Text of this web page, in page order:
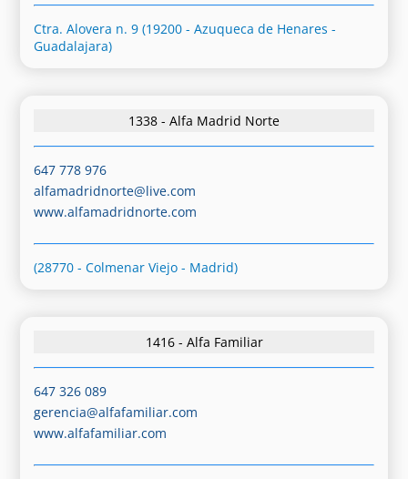
Ctra. Alovera n. 9 (19200 - Azuqueca de Henares -
Guadalajara)
1338 - Alfa Madrid Norte
647 778 976
alfamadridnorte@live.com
www.alfamadridnorte.com
(28770 - Colmenar Viejo - Madrid)
1416 - Alfa Familiar
647 326 089
gerencia@alfafamiliar.com
www.alfafamiliar.com